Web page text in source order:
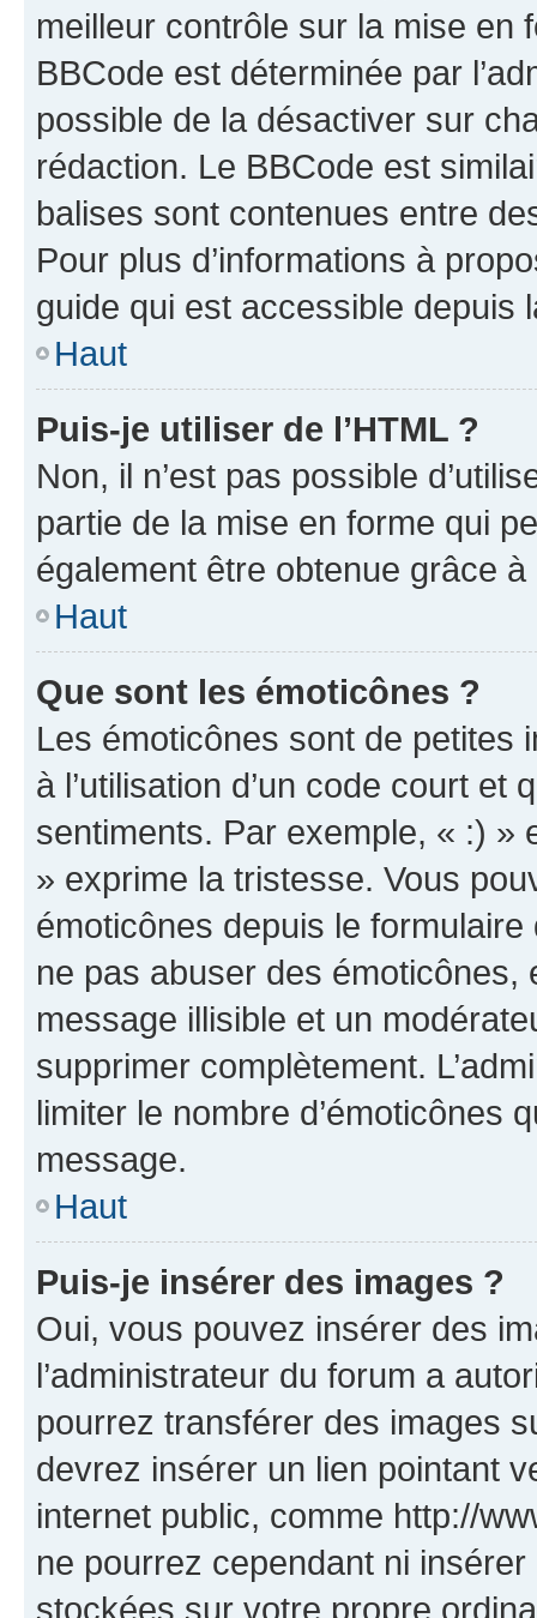
meilleur contrôle sur la mise en
BBCode est déterminée par
possible de la désactiver sur
rédaction. Le BBCode est
balises sont contenues entre
Pour plus d’informations à
guide qui est accessible depuis
Haut
Puis-je utiliser de l’HTML ?
Non, il n’est pas possible
partie de la mise en forme qui
également être obtenue grâce à
Haut
Que sont les émoticônes ?
Les émoticônes sont de petites
à l’utilisation d’un code court et
sentiments. Par exemple, « :) »
» exprime la tristesse. Vous
émoticônes depuis le
ne pas abuser des
message illisible et un
supprimer complètement.
limiter le nombre d’émoticônes
message.
Haut
Puis-je insérer des images ?
Oui, vous pouvez insérer des
l’administrateur du forum a
pourrez transférer des images
devrez insérer un lien pointant
internet public, comme http://
ne pourrez cependant ni
stockées sur votre propre